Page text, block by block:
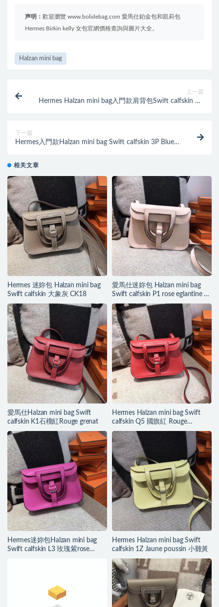
声明： 歡迎瀏覽 www.bolidebag.com 愛馬仕鉑金包和凱莉包
Hermes Birkin kelly 女包官網價格查詢與圖片大全。
Halzan mini bag
上一篇
Hermes Halzan mini bag入門款肩背包Swift calfskin 4G
下一篇
Hermes入門款Halzan mini bag Swift calfskin 3P Blue
相关文章
Hermes 迷妳包 Halzan mini bag
Swift calfskin 大象灰 CK18
愛馬仕迷妳包 Halzan mini bag
Swift calfskin P1 rose eglantine 月
季花粉
愛馬仕Halzan mini bag Swift
calfskin K1石榴紅Rouge grenat
Hermes Halzan mini bag Swift
calfskin Q5 國旗紅 Rouge
casaque
Hermes迷妳包Halzan mini bag
Swift calfskin L3 玫瑰紫rose
Hermes Halzan mini bag Swift
calfskin 1Z Jaune poussin 小雞黃